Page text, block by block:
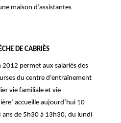
maison d’assistantes
DE CABRIÈS
permet aux salariés des
du centre d’entraînement
vie familiale et vie
accueille aujourd’hui 10
ans de 5h30 à 13h30, du lundi